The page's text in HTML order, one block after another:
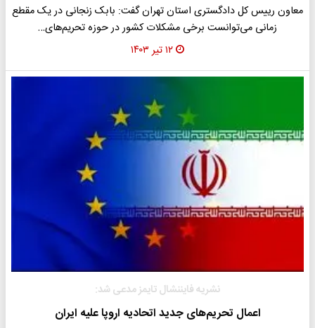
معاون رییس کل دادگستری استان تهران گفت: بابک زنجانی در یک مقطع
زمانی می‌توانست برخی مشکلات کشور در حوزه تحریم‌های…
۱۲ تیر ۱۴۰۳
نشریه فایننشال تایمز مدعی شد:
اعمال تحریم‌های جدید اتحادیه اروپا علیه ایران